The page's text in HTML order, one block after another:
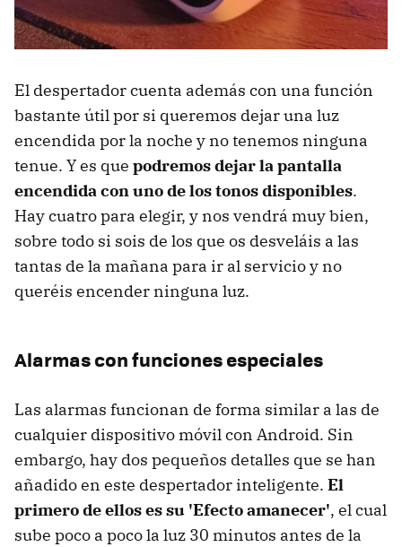
El despertador cuenta además con una función
bastante útil por si queremos dejar una luz
encendida por la noche y no tenemos ninguna
tenue. Y es que podremos dejar la pantalla
encendida con uno de los tonos disponibles.
Hay cuatro para elegir, y nos vendrá muy bien,
sobre todo si sois de los que os desveláis a las
tantas de la mañana para ir al servicio y no
queréis encender ninguna luz.
Alarmas con funciones especiales
Las alarmas funcionan de forma similar a las de
cualquier dispositivo móvil con Android. Sin
embargo, hay dos pequeños detalles que se han
añadido en este despertador inteligente. El
primero de ellos es su 'Efecto amanecer', el cual
sube poco a poco la luz 30 minutos antes de la